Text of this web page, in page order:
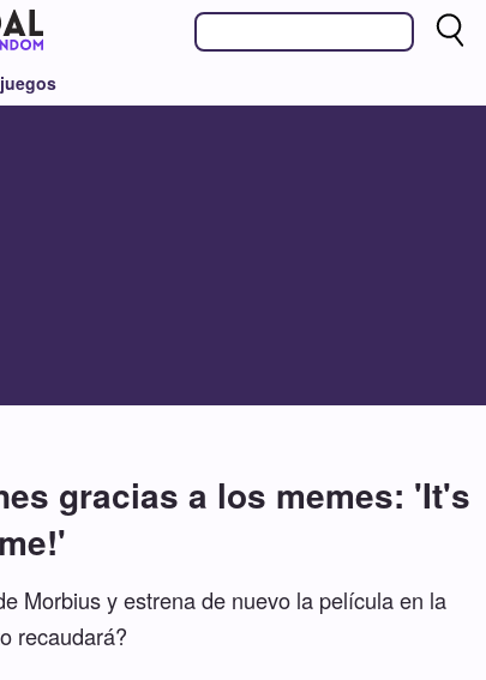
gracias a los memes: 'It's
Morbius y estrena de nuevo la película en la
recaudará?